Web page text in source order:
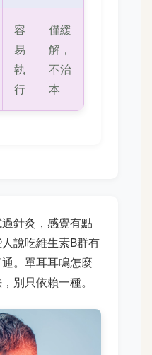
容
易
執
行
僅緩
解，
不治
本
針灸，感覺有點
說吃維生素B群有
。單耳耳鳴怎麼
別只依賴一種。